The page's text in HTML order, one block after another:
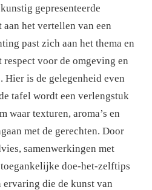
MAALTIJD
VERBETEREN
gepresenteerde
het vertellen van een
past zich aan het thema en
respect voor de omgeving en
Hier is de gelegenheid even
tafel wordt een verlengstuk
waar texturen, aroma’s en
met de gerechten. Door
samenwerkingen met
doe-het-zelftips
ervaring die de kunst van